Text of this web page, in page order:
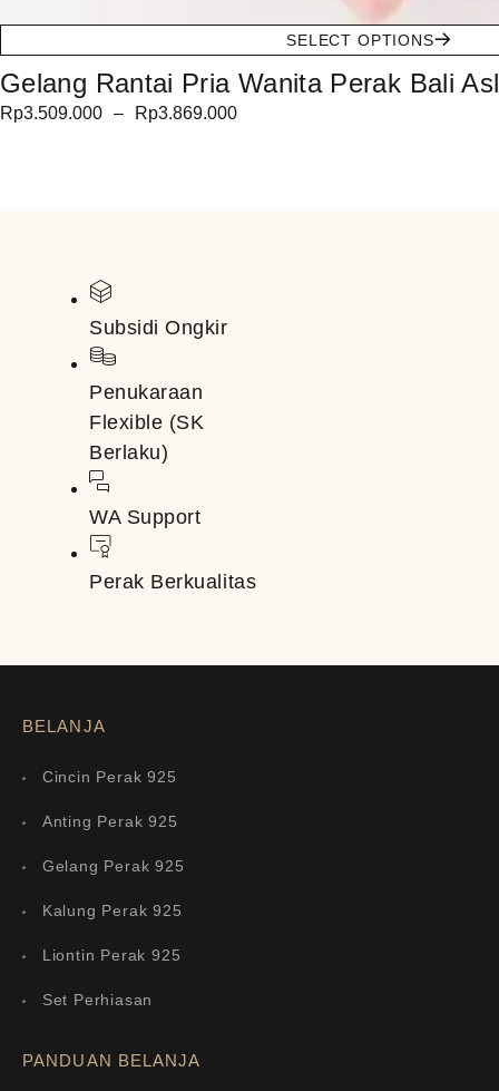
SELECT OPTIONS
Gelang Rantai Pria Wanita Perak Bali
Rp3.509.000 – Rp3.869.000
Subsidi Ongkir
Penukaraan
Flexible (SK
Berlaku)
WA Support
Perak Berkualitas
BELANJA
Cincin Perak 925
Anting Perak 925
Gelang Perak 925
Kalung Perak 925
Liontin Perak 925
Set Perhiasan
PANDUAN BELANJA